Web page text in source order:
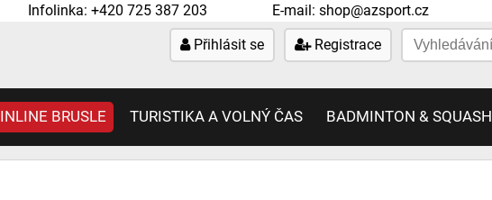
Infolinka: +420 725 387 203 E-mail: shop@azsport.cz
Přihlásit se
Registrace
INLINE BRUSLE TURISTIKA A VOLNÝ ČAS BADMINTON & SQUASH